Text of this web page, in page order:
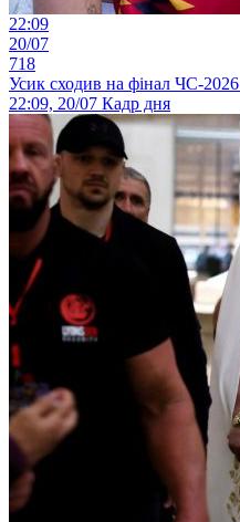
22:09
20/07
718
Усик сходив на фінал ЧС-
22:09, 20/07 Кадр дня